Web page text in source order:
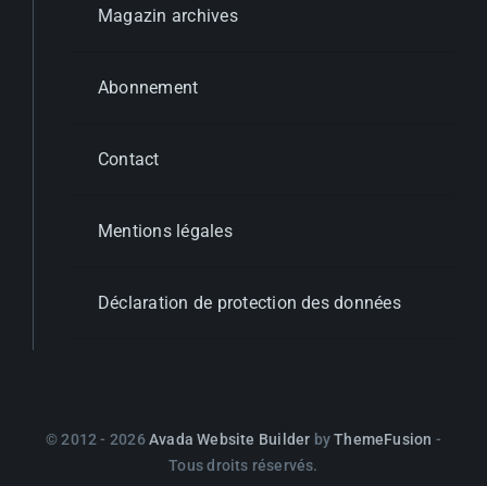
Magazin archives
Abonnement
Contact
Mentions légales
Déclaration de protection des données
© 2012 - 2026Avada Website Builder byThemeFusion -
Tous droits réservés.